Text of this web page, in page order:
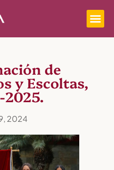
de
y Escoltas,
2025.
2024